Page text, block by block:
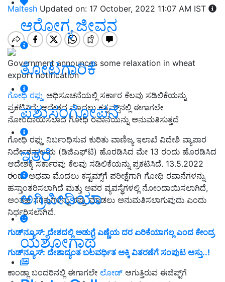
ಆರೋಗ್ಯ ಜೀವನ
ತೋಟಗಾರಿಕೆ
ಪಶುಸಂಗೋಪನೆ
ಇತರೆ
ಅಗ್ರಿಪೀಡಿಯಾ
ಯಶೋಗಾಥೆ
Maltesh Updated on: 17 October, 2022 11:07 AM IST
Government announces some relaxation in wheat
export notification
ಗೋಧಿ ರಫ್ತು ಅಧಿಸೂಚನೆಯಲ್ಲಿ ಸರ್ಕಾರ ಕೆಲವು ಸಡಿಲಿಕೆಯನ್ನು
ಪ್ರಕಟಿಸಿದೆ; ಆದೇಶದ ಮೊದಲು ಕಸ್ಟಮ್ಸ್‌ನಲ್ಲಿ ಈಗಾಗಲೇ
ನೋಂದಾಯಿಸಲಾದ ಗೋಧಿ ರವಾನೆಯನ್ನು ಅನುಮತಿಸುತ್ತದೆ
ಗೋಧಿ ರಫ್ತು ನಿರ್ಬಂಧಿಸುವ ಕುರಿತು ವಾಣಿಜ್ಯ ಇಲಾಖೆ ವಿದೇಶಿ ವ್ಯಾಪಾರ
ನಿರ್ದೇಶನಾಲಯ (ಡಿಜಿಎಫ್‌ಟಿ) ಹೊರಡಿಸಿದ ಮೇ 13 ರಂದು ಹೊರಡಿಸಿದ
ಆದೇಶಕ್ಕೆ ಸರ್ಕಾರವು ಕೆಲವು ಸಡಿಲಿಕೆಯನ್ನು ಪ್ರಕಟಿಸಿದೆ. 13.5.2022
ರಂದು ಅಥವಾ ಮೊದಲು ಕಸ್ಟಮ್ಸ್‌ಗೆ ಪರೀಕ್ಷೆಗಾಗಿ ಗೋಧಿ ರವಾನೆಗಳನ್ನು
ಹಸ್ತಾಂತರಿಸಲಾಗಿದೆ ಮತ್ತು ಅವರ ವ್ಯವಸ್ಥೆಗಳಲ್ಲಿ ನೋಂದಾಯಿಸಲಾಗಿದೆ,
ಅಂತಹ ಸರಕುಗಳನ್ನು ರಫ್ತು ಮಾಡಲು ಅನುಮತಿಸಲಾಗುವುದು ಎಂದು
ನಿರ್ಧರಿಸಲಾಗಿದೆ.
ಗುಡ್‌ನ್ಯೂಸ್‌: ದೇಶದಲ್ಲಿ ಅಡುಗೆ ಎಣ್ಣೆಯ ದರ ಏರಿಕೆಯಾಗಲ್ಲ ಎಂದ ಕೇಂದ್ರ
ಗುಡ್‌ನ್ಯೂಸ್‌: ದೇಶಾದ್ಯಂತ ಬಲವರ್ಧಿತ ಅಕ್ಕಿ ವಿತರಣೆಗೆ ಸಂಪುಟ ಅಸ್ತು..!
ಕಾಂಡ್ಲಾ ಬಂದರಿನಲ್ಲಿ ಈಗಾಗಲೇ ಲೋಡ್ ಆಗುತ್ತಿರುವ ಈಜಿಪ್ಟ್‌ಗೆ